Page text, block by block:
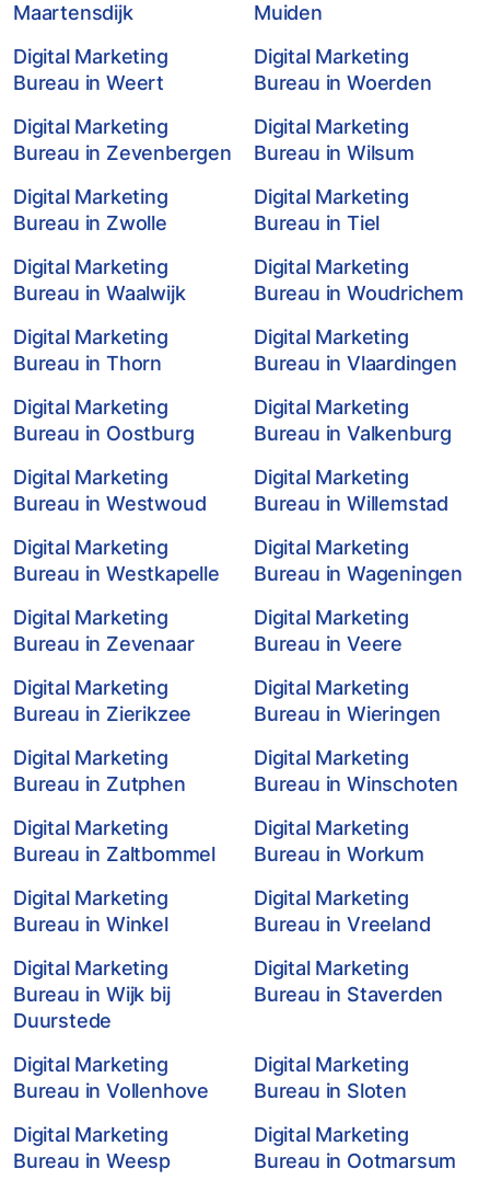
Maartensdijk
Muiden
Digital Marketing
Bureau in Weert
Digital Marketing
Bureau in Woerden
Digital Marketing
Bureau in Zevenbergen
Digital Marketing
Bureau in Wilsum
Digital Marketing
Bureau in Zwolle
Digital Marketing
Bureau in Tiel
Digital Marketing
Bureau in Waalwijk
Digital Marketing
Bureau in Woudrichem
Digital Marketing
Bureau in Thorn
Digital Marketing
Bureau in Vlaardingen
Digital Marketing
Bureau in Oostburg
Digital Marketing
Bureau in Valkenburg
Digital Marketing
Bureau in Westwoud
Digital Marketing
Bureau in Willemstad
Digital Marketing
Bureau in Westkapelle
Digital Marketing
Bureau in Wageningen
Digital Marketing
Bureau in Zevenaar
Digital Marketing
Bureau in Veere
Digital Marketing
Bureau in Zierikzee
Digital Marketing
Bureau in Wieringen
Digital Marketing
Bureau in Zutphen
Digital Marketing
Bureau in Winschoten
Digital Marketing
Bureau in Zaltbommel
Digital Marketing
Bureau in Workum
Digital Marketing
Bureau in Winkel
Digital Marketing
Bureau in Vreeland
Digital Marketing
Bureau in Wijk bij
Duurstede
Digital Marketing
Bureau in Staverden
Digital Marketing
Bureau in Vollenhove
Digital Marketing
Bureau in Sloten
Digital Marketing
Bureau in Weesp
Digital Marketing
Bureau in Ootmarsum